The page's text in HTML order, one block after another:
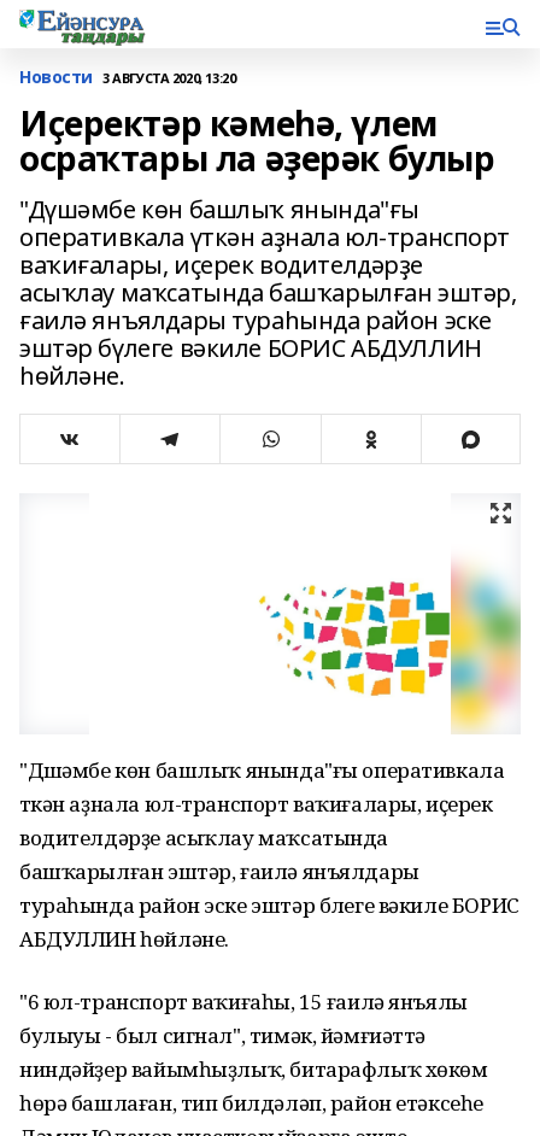
Новости 3 АВГУСТА 2020, 13:20
Иҫеректәр кәмеһә, үлем
осраҡтары ла әҙерәк булыр
"Дүшәмбе көн башлыҡ янында"ғы
оперативкала үткән аҙнала юл-транспорт
ваҡиғалары, иҫерек водителдәрҙе
асыҡлау маҡсатында башҡарылған эштәр,
ғаилә янъялдары тураһында район эске
эштәр бүлеге вәкиле БОРИС АБДУЛЛИН
һөйләне.
"Дүшәмбе көн башлыҡ янында"ғы оперативкала
үткән аҙнала юл-транспорт ваҡиғалары, иҫерек
водителдәрҙе асыҡлау маҡсатында
башҡарылған эштәр, ғаилә янъялдары
тураһында район эске эштәр бүлеге вәкиле БОРИС
АБДУЛЛИН һөйләне.
"6 юл-транспорт ваҡиғаһы, 15 ғаилә янъялы
булыуы - был сигнал", тимәк, йәмғиәттә
ниндәйҙер вайымһыҙлыҡ, битарафлыҡ хөкөм
һөрә башлаған, тип билдәләп, район етәксеһе